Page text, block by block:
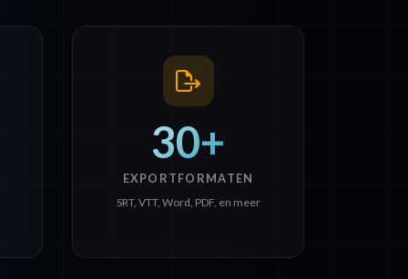
30+
EXPORTFORMATEN
SRT, VTT, Word, PDF, en meer